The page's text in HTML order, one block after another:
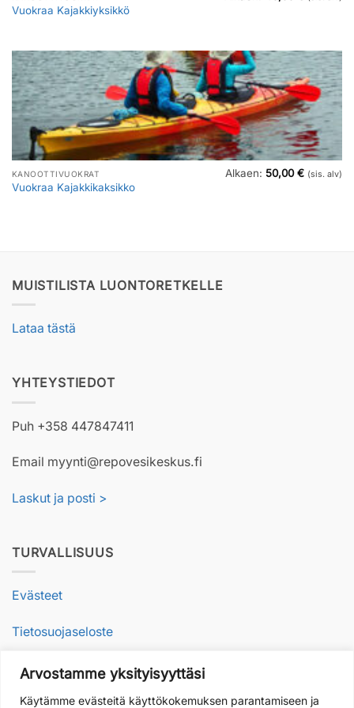
Arvostamme yksityisyyttäsi
Käytämme evästeitä käyttökokemuksen parantamiseen ja
Vuokraa Kajakkiyksikkö
KANOOTTIVUOKRAT
Vuokraa Kajakkikaksikko
Alkaen:50,00€ (sis. alv)
MUISTILISTA LUONTORETKELLE
Lataa tästä
YHTEYSTIEDOT
Puh +358 447847411
Email myynti@repovesikeskus.fi
Laskut ja posti >
TURVALLISUUS
Evästeet
Tietosuojaseloste
VASTUULLISUUS